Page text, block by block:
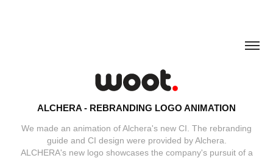
ALCHERA - REBRANDING LOGO ANIMATION
We made an animation of Alchera's new CI. The rebranding
guide and CI design were provided by Alchera.
ALCHERA's new logo showcases the company's pursuit of a